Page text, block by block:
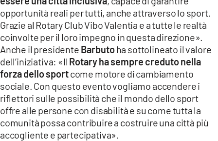
opportunità reali per tutti, anche attraverso lo sport.
Grazie al Rotary Club Vibo Valentia e a tutte le realtà
coinvolte per il loro impegno in questa direzione».
Anche il presidente Barbutoha sottolineato il valore
dell’iniziativa: «Il Rotary ha sempre creduto nella
forza dello sportcome motore di cambiamento
sociale. Con questo evento vogliamo accendere i
riflettori sulle possibilità che il mondo dello sport
offre alle persone con disabilità e su come tutta la
comunità possa contribuire a costruire una città più
accogliente e partecipativa».